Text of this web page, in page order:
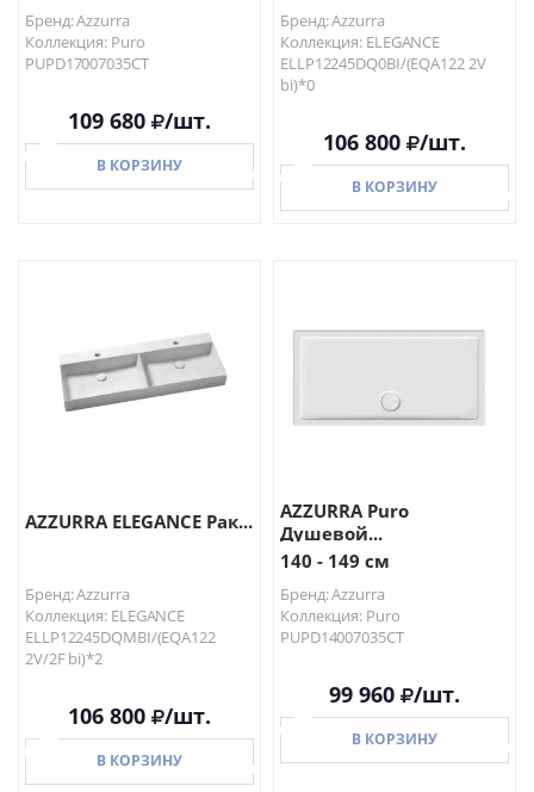
Бренд: Azzurra
Коллекция: Puro
PUPD17007035CT
109 680 /шт.
В КОРЗИНУ
Бренд: Azzurra
Коллекция: ELEGANCE
ELLP12245DQ0BI/(EQA122 2V
bi)*0
106 800 /шт.
В КОРЗИНУ
AZZURRA ELEGANCE Рак...
Бренд: Azzurra
Коллекция: ELEGANCE
ELLP12245DQMBI/(EQA122
2V/2F bi)*2
106 800 /шт.
В КОРЗИНУ
AZZURRA Puro
Душевой...
140 - 149 см
Бренд: Azzurra
Коллекция: Puro
PUPD14007035CT
99 960 /шт.
В КОРЗИНУ